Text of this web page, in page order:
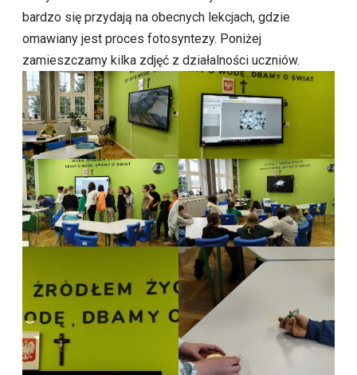
bardzo się przydają na obecnych lekcjach, gdzie
omawiany jest proces fotosyntezy. Poniżej
zamieszczamy kilka zdjęć z działalności uczniów.